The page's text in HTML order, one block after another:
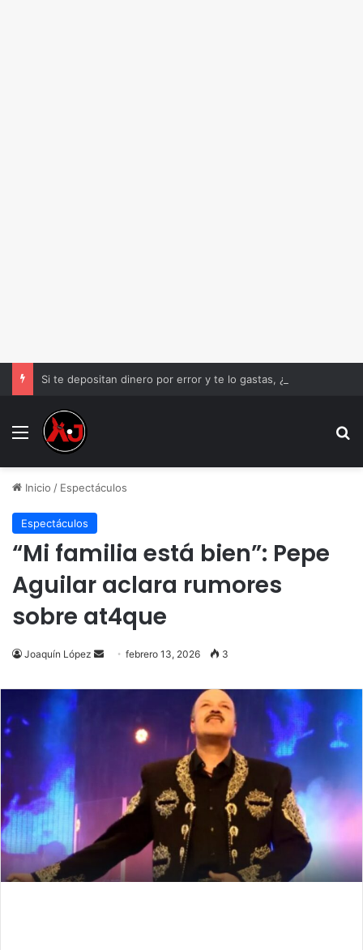
Menu
Inicio / Espectáculos
Espectáculos
“Mi familia está bien”: Pepe
Aguilar aclara rumores
sobre at4que
Joaquín López
Send
email
febrero 13, 2026 3